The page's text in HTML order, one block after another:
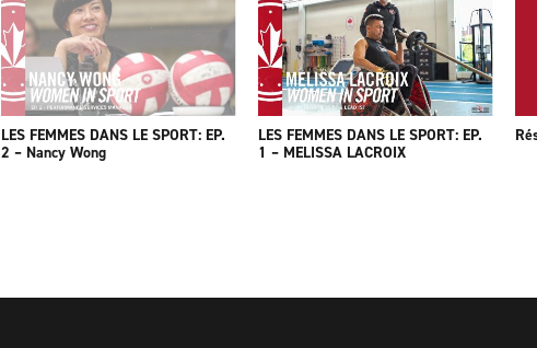
LES FEMMES DANS LE SPORT: EP.
2 – Nancy Wong
LES FEMMES DANS LE SPORT: EP.
1 – MELISSA LACROIX